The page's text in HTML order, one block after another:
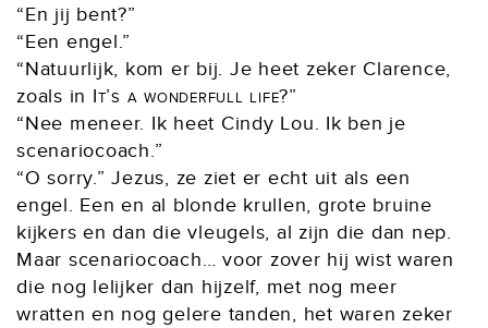
“En jij bent?”
“Een engel.”
“Natuurlijk, kom er bij. Je heet zeker Clarence,
zoals in It’s a wonderfull life?”
“Nee meneer. Ik heet Cindy Lou. Ik ben je
scenariocoach.”
“O sorry.” Jezus, ze ziet er echt uit als een
engel. Een en al blonde krullen, grote bruine
kijkers en dan die vleugels, al zijn die dan nep.
Maar scenariocoach… voor zover hij wist waren
die nog lelijker dan hijzelf, met nog meer
wratten en nog gelere tanden, het waren zeker